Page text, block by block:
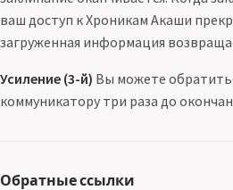
ваш доступ к Хроникам Акаши
загруженная информация
Усиление (3-й) Вы можете
коммуникатору три раза до
Обратные ссылки